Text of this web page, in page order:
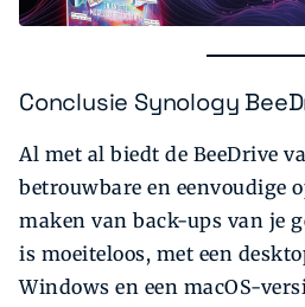
Conclusie Synology
Al met al biedt de BeeDrive
betrouwbare en eenvoudige
maken van back-ups van je
is moeiteloos, met een
Windows en een macOS-